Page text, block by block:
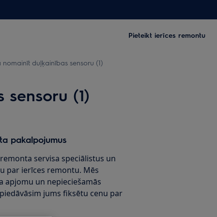
Pieteikt ierīces remontu
duļķainības sensoru (1)
(1)
pakalpojumus
servisa speciālistus un
par ierīces remontu. Mēs
apjomu un nepieciešamās
jums fiksētu cenu par